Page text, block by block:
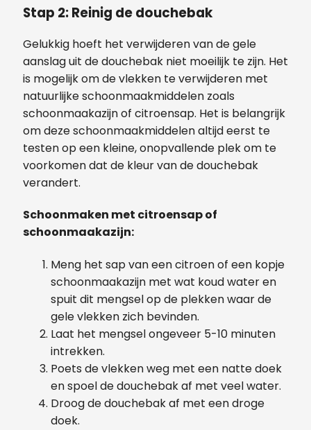
Stap 2: Reinig de douchebak
Gelukkig hoeft het verwijderen van de gele
aanslag uit de douchebak niet moeilijk te zijn. Het
is mogelijk om de vlekken te verwijderen met
natuurlijke schoonmaakmiddelen zoals
schoonmaakazijn of citroensap. Het is belangrijk
om deze schoonmaakmiddelen altijd eerst te
testen op een kleine, onopvallende plek om te
voorkomen dat de kleur van de douchebak
verandert.
Schoonmaken met citroensap of
schoonmaakazijn:
Meng het sap van een citroen of een kopje
schoonmaakazijn met wat koud water en
spuit dit mengsel op de plekken waar de
gele vlekken zich bevinden.
Laat het mengsel ongeveer 5-10 minuten
intrekken.
Poets de vlekken weg met een natte doek
en spoel de douchebak af met veel water.
Droog de douchebak af met een droge
doek.